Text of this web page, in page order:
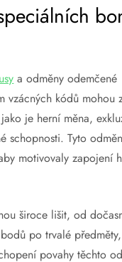
a odměny odemčené
vzácných kódů mohou
je herní měna,
schopnosti. Tyto
motivovaly zapojení
široce lišit, od
po trvalé
povahy těchto